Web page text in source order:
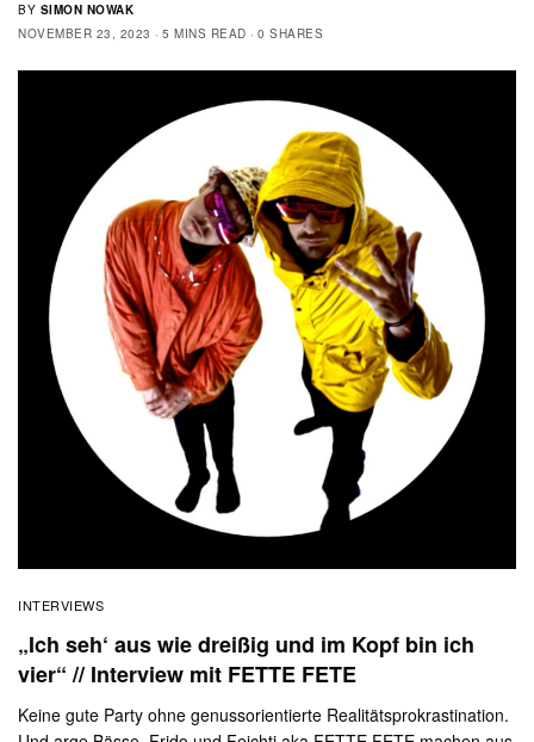
BY SIMON NOWAK
NOVEMBER 23, 2023
5 MINS READ 0 SHARES
INTERVIEWS
„Ich seh‘ aus wie dreißig und im Kopf bin ich
vier“ // Interview mit FETTE FETE
Keine gute Party ohne genussorientierte Realitätsprokrastination.